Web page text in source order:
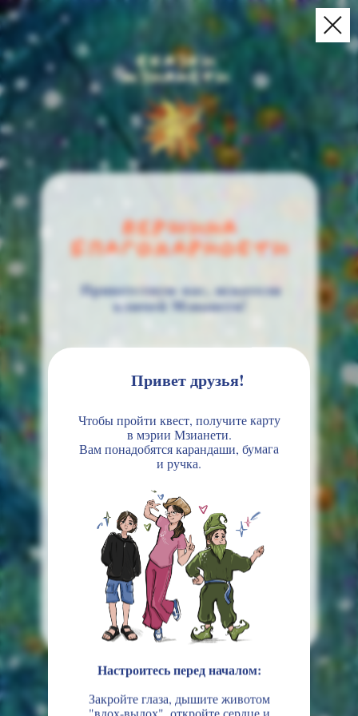
Приветствую вас, искатели
ключей Мзианети!
ЛАУРА
Чтобы пройти квест, получите карту
в мэрии Мзианети.
Вам понадобятся карандаши, бумага
и ручка.
Привет друзья!
Настроитесь перед началом:
Закройте глаза, дышите животом
"вдох-выдох", откройте сердце и